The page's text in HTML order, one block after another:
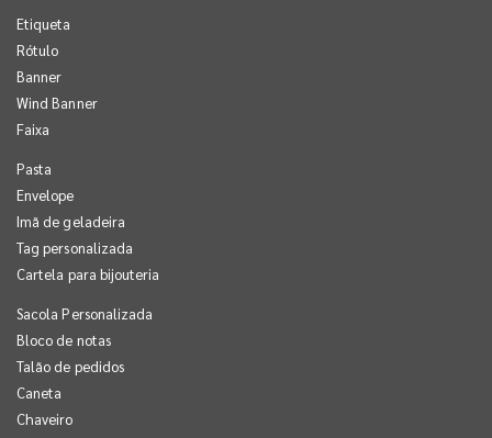
Etiqueta
Rótulo
Banner
Wind Banner
Faixa
Pasta
Envelope
Imã de geladeira
Tag personalizada
Cartela para bijouteria
Sacola Personalizada
Bloco de notas
Talão de pedidos
Caneta
Chaveiro